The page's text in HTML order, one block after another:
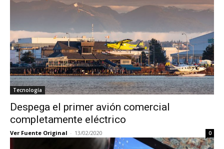
Tecnología
Despega el primer avión comercial
completamente eléctrico
Ver Fuente Original - 13/02/2020 0